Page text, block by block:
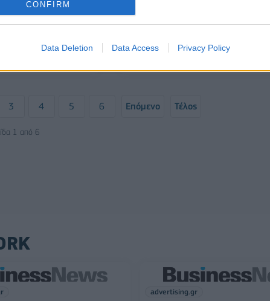
CONFIRM
Data Deletion Data Access Privacy Policy
για τη νέα
από το κινητό
ΣτΕ: Σωματεία και πολίτες
προσέφυγαν κατά της ΚΥΑ που
3 4 5 6 Επόμενο Τέλος
1 από 6
advertising.gr